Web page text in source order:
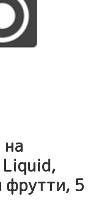
Liquid,
фрутти, 5